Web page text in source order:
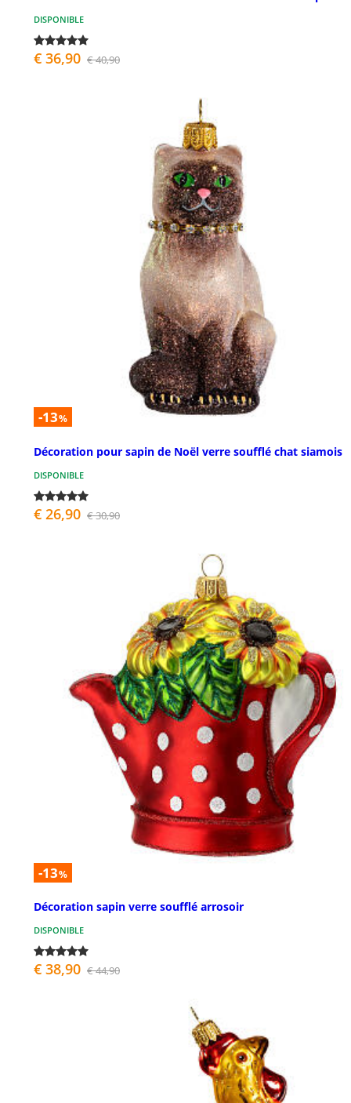
DISPONIBLE
€ 36,90 € 40,90
-13%
Décoration pour sapin de Noël verre soufflé chat siamois
DISPONIBLE
€ 26,90 € 30,90
-13%
Décoration sapin verre soufflé arrosoir
DISPONIBLE
€ 38,90 € 44,90